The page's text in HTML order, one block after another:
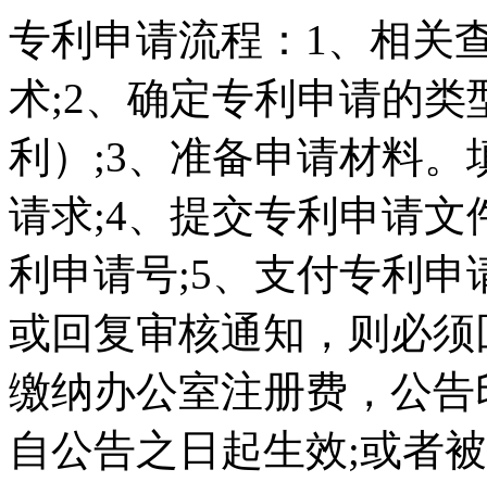
专利申请流程：1、相关
术;2、确定专利申请的类
利）;3、准备申请材料。
请求;4、提交专利申请文
利申请号;5、支付专利申
或回复审核通知，则必
缴纳办公室注册费，公
自公告之日起生效;或者